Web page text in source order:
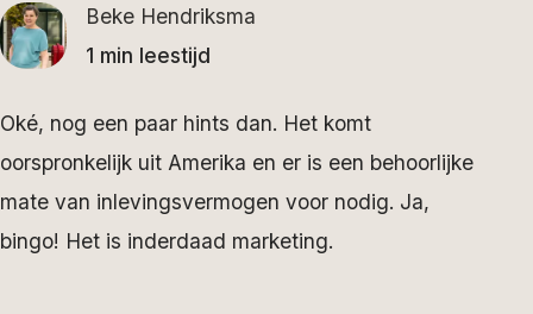
Beke Hendriksma
1 min leestijd
Oké, nog een paar hints dan. Het komt
oorspronkelijk uit Amerika en er is een behoorlijke
mate van inlevingsvermogen voor nodig. Ja,
bingo! Het is inderdaad marketing.